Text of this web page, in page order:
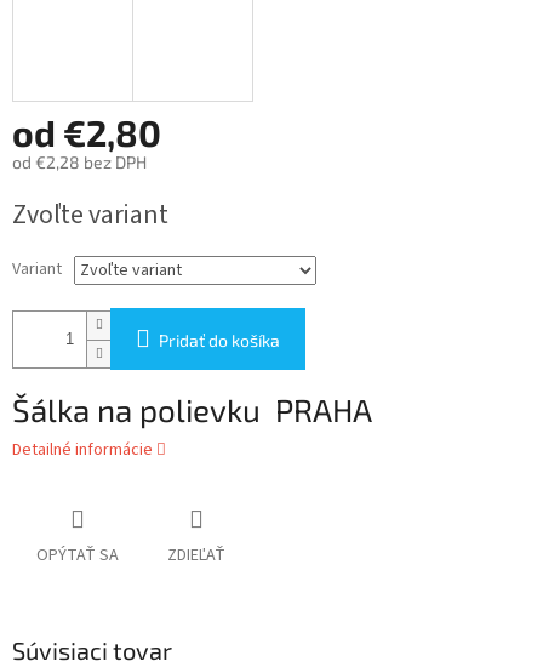
od €2,80
od €2,28 bez DPH
cena:
Zvoľte variant
Variant
Pridať do košíka
Šálka na polievku PRAHA
Detailné informácie
OPÝTAŤ SA ZDIEĽAŤ
Súvisiaci tovar